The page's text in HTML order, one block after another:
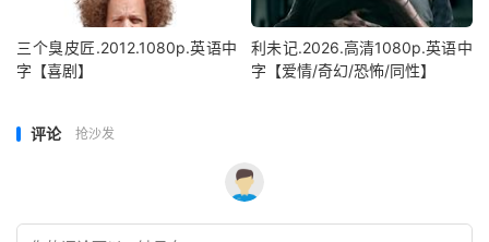
三个臭皮匠.2012.1080p.英语中
字【喜剧】
利未记.2026.高清1080p.英语中
字【爱情/奇幻/恐怖/同性】
评论 抢沙发